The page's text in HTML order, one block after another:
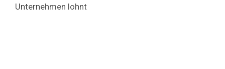
Unternehmen lohnt